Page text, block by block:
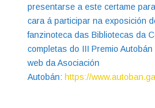
presentarse a este certame
cara á participar na exposición
fanzinoteca das Bibliotecas da
completas do III Premio
web da Asociación
Autobán: https://